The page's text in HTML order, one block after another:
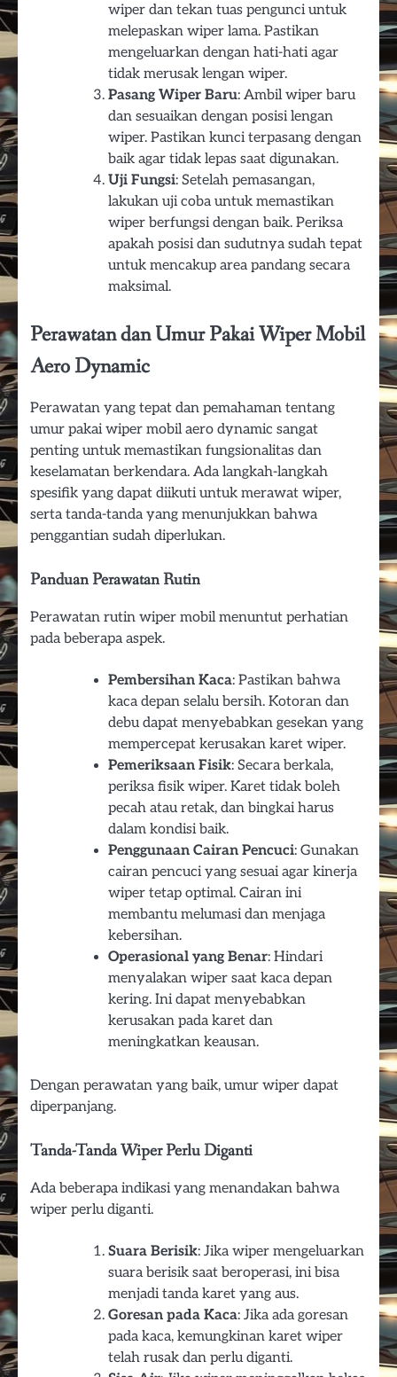
wiper dan tekan tuas pengunci untuk
melepaskan wiper lama. Pastikan
mengeluarkan dengan hati-hati agar
tidak merusak lengan wiper.
Pasang Wiper Baru: Ambil wiper baru
dan sesuaikan dengan posisi lengan
wiper. Pastikan kunci terpasang dengan
baik agar tidak lepas saat digunakan.
Uji Fungsi: Setelah pemasangan,
lakukan uji coba untuk memastikan
wiper berfungsi dengan baik. Periksa
apakah posisi dan sudutnya sudah tepat
untuk mencakup area pandang secara
maksimal.
Perawatan dan Umur Pakai Wiper Mobil
Aero Dynamic
Perawatan yang tepat dan pemahaman tentang
umur pakai wiper mobil aero dynamic sangat
penting untuk memastikan fungsionalitas dan
keselamatan berkendara. Ada langkah-langkah
spesifik yang dapat diikuti untuk merawat wiper,
serta tanda-tanda yang menunjukkan bahwa
penggantian sudah diperlukan.
Panduan Perawatan Rutin
Perawatan rutin wiper mobil menuntut perhatian
pada beberapa aspek.
Pembersihan Kaca: Pastikan bahwa
kaca depan selalu bersih. Kotoran dan
debu dapat menyebabkan gesekan yang
mempercepat kerusakan karet wiper.
Pemeriksaan Fisik: Secara berkala,
periksa fisik wiper. Karet tidak boleh
pecah atau retak, dan bingkai harus
dalam kondisi baik.
Penggunaan Cairan Pencuci: Gunakan
cairan pencuci yang sesuai agar kinerja
wiper tetap optimal. Cairan ini
membantu melumasi dan menjaga
kebersihan.
Operasional yang Benar: Hindari
menyalakan wiper saat kaca depan
kering. Ini dapat menyebabkan
kerusakan pada karet dan
meningkatkan keausan.
Dengan perawatan yang baik, umur wiper dapat
diperpanjang.
Tanda-Tanda Wiper Perlu Diganti
Ada beberapa indikasi yang menandakan bahwa
wiper perlu diganti.
Suara Berisik: Jika wiper mengeluarkan
suara berisik saat beroperasi, ini bisa
menjadi tanda karet yang aus.
Goresan pada Kaca: Jika ada goresan
pada kaca, kemungkinan karet wiper
telah rusak dan perlu diganti.